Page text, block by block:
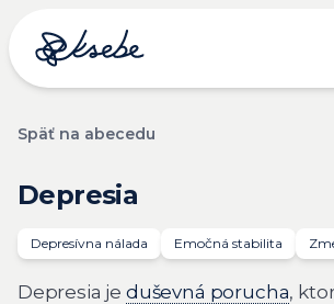
Späť na abecedu
Depresia
Depresívna nálada Emočná stabilita
Depresia je duševná porucha,